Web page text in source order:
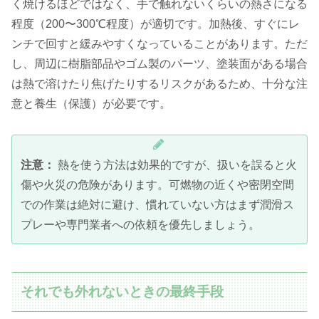
く焼けるほどではなく、手で触れないくらいの熱さになる
程度（200〜300℃程度）が適切です。加熱後、すぐにレ
ンチで回すと緩みやすくなっていることがあります。ただ
し、周辺に樹脂部品やゴム製のパーツ、塗装面がある場合
は熱で溶けたり焦げたりするリスクがあるため、十分な注
意と養生（保護）が必要です。
注意： 熱を使う方法は効果的ですが、扱いを誤ると火
傷や火災の危険があります。可燃物の近くや密閉空間
での作業は絶対に避け、慣れていない方はまず潤滑ス
プレーや専門業者への依頼を優先しましょう。
それでも外れないときの最終手段